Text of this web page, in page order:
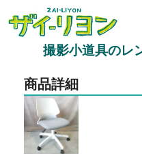
撮影小道具のレ
商品詳細